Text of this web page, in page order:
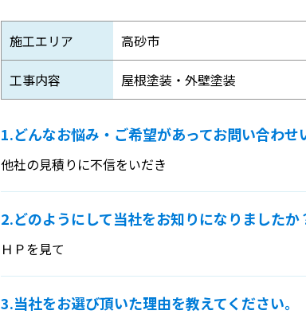
施工エリア 高砂市
工事内容 屋根塗装・外壁塗装
1.どんなお悩み・ご希望があってお問い合わせ
他社の見積りに不信をいだき
2.どのようにして当社をお知りになりましたか
ＨＰを見て
3.当社をお選び頂いた理由を教えてください。